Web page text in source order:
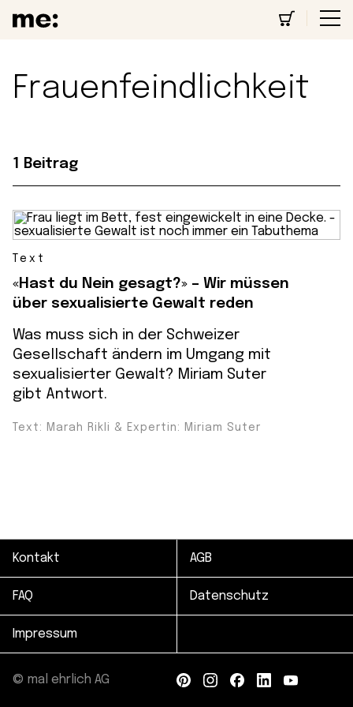
Frauenfeindlichkeit
1 Beitrag
Text
«Hast du Nein gesagt?» – Wir müssen
über sexualisierte Gewalt reden
Was muss sich in der Schweizer
Gesellschaft ändern im Umgang mit
sexualisierter Gewalt? Miriam Suter
gibt Antwort.
Text: Marah Rikli & Expertin: Miriam Suter
Kontakt AGB
FAQ Datenschutz
Impressum
© mal ehrlich AG